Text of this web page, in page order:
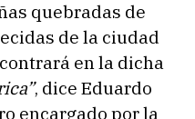
quebradas de
de la ciudad
en la dicha
, dice Eduardo
encargado por la